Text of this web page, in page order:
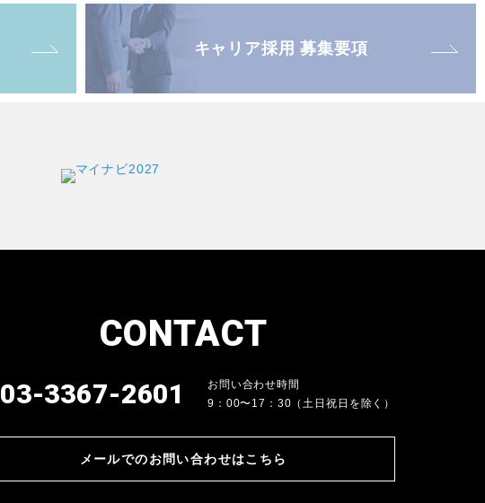
キャリア採用 募集要項
CONTACT
03-3367-2601
お問い合わせ時間
9：00〜17：30（土日祝日を除く）
メールでのお問い合わせはこちら